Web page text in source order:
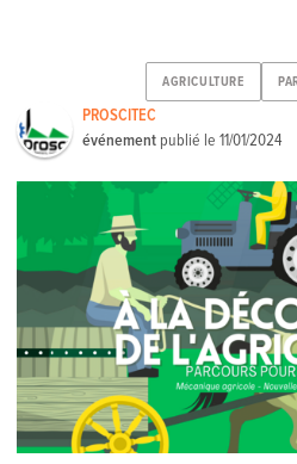
AGRICULTURE
PROSCITEC
événement publié le11/01/2024